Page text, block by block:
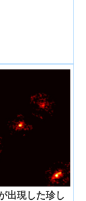
出現した珍し